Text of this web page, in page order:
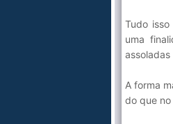
Tudo
uma
A forma
do que no